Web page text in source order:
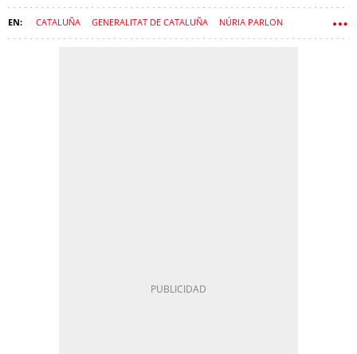
CATALUÑA GENERALITAT DE CATALUÑA NÚRIA PARLON